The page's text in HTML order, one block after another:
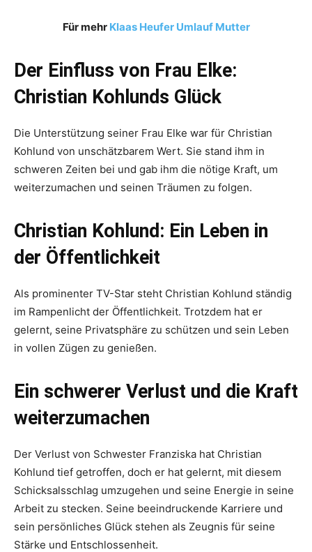
Für mehr Klaas Heufer Umlauf Mutter
Der Einfluss von Frau Elke:
Christian Kohlunds Glück
Die Unterstützung seiner Frau Elke war für Christian
Kohlund von unschätzbarem Wert. Sie stand ihm in
schweren Zeiten bei und gab ihm die nötige Kraft, um
weiterzumachen und seinen Träumen zu folgen.
Christian Kohlund: Ein Leben in
der Öffentlichkeit
Als prominenter TV-Star steht Christian Kohlund ständig
im Rampenlicht der Öffentlichkeit. Trotzdem hat er
gelernt, seine Privatsphäre zu schützen und sein Leben
in vollen Zügen zu genießen.
Ein schwerer Verlust und die Kraft
weiterzumachen
Der Verlust von Schwester Franziska hat Christian
Kohlund tief getroffen, doch er hat gelernt, mit diesem
Schicksalsschlag umzugehen und seine Energie in seine
Arbeit zu stecken. Seine beeindruckende Karriere und
sein persönliches Glück stehen als Zeugnis für seine
Stärke und Entschlossenheit.